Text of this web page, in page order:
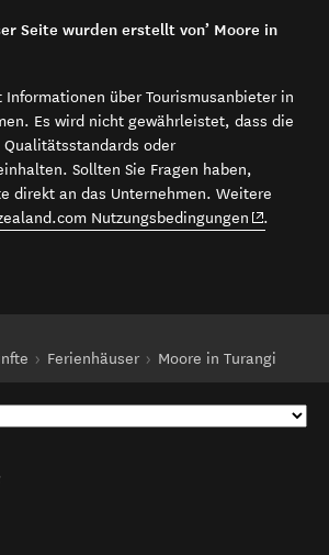
Seite wurden erstellt von’ Moore in
über Tourismusanbieter in
Es wird nicht gewährleistet, dass die
oder
Sollten Sie Fragen haben,
direkt an das Unternehmen. Weitere
Nutzungsbedingungen (opens in
.
Ferienhäuser Moore in Turangi